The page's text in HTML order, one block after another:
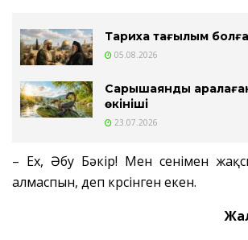
Тарихқа тағылым
05.08.2026
Сарышаянды
өкініші
23.07.2026
– Ех, Әбу Бәкір! Мен сенімен
алмаспын, деп күрсінген екен.